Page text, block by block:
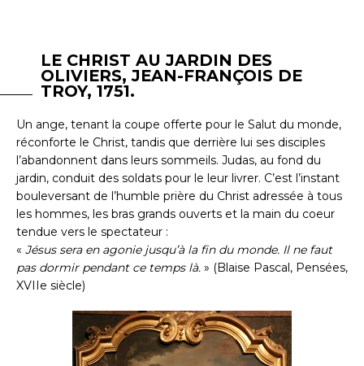
LE CHRIST AU JARDIN DES
OLIVIERS, JEAN-FRANÇOIS DE
TROY, 1751.
Un ange, tenant la coupe offerte pour le Salut du monde,
réconforte le Christ, tandis que derrière lui ses disciples
l’abandonnent dans leurs sommeils. Judas, au fond du
jardin, conduit des soldats pour le leur livrer. C’est l’instant
bouleversant de l’humble prière du Christ adressée à tous
les hommes, les bras grands ouverts et la main du coeur
tendue vers le spectateur :
« Jésus sera en agonie jusqu’à la fin du monde. Il ne faut
pas dormir pendant ce temps là. » (Blaise Pascal, Pensées,
XVIIe siècle)